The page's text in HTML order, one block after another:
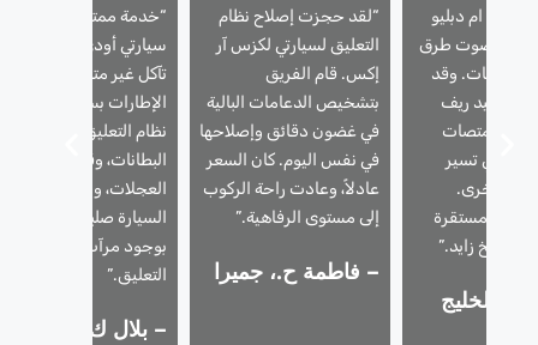
بي ام دبليو
صوت طرق
المطبات. وقد
رابيد ريف
وممتصات
– وهي تسير
مرة أخرى.
ومستقرة
الشيخ زايد.”
ر.، الخليج
“لقد حجزت إصلاح نظام
التعليق لسيارتي لكزس آر
إكس. قام الفريق
بتشخيص الدعامات البالية
في غضون دقائق وإصلاحها
في نفس اليوم. كان السعر
عادلاً، وعادت راحة الركوب
إلى مستوى الرفاهية.”
– فاطمة ح.، جميرا
“خدمة ممتازة! كانت
تآكل غير متساوٍ في
الإطارات بسبب مشاكل
نظام التعليق. لقد
البطانات، وقاموا بمحاذاة
العجلات، والآن تبدو
السيارة صلبة. يوصى
بوجود مرآب لإصلاح
التعليق.”
– بلال ك.، دبي